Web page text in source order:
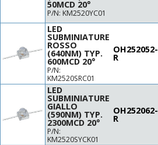
50MCD 20°
P/N: KM2520YC01
LED
SUBMINIATURE
ROSSO
(640NM) TYP.
600MCD 20°
P/N:
KM2520SRC01
OH252052-
R
LED
SUBMINIATURE
GIALLO
(590NM) TYP.
2300MCD 20°
P/N:
KM2520SYCK01
OH252062-
R